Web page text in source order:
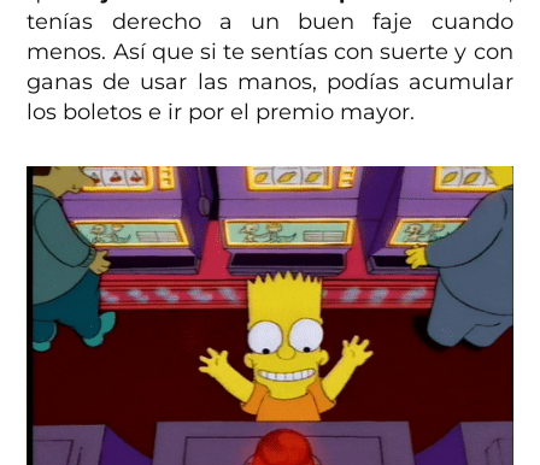
tenías derecho a un buen faje cuando
menos. Así que si te sentías con suerte y con
ganas de usar las manos, podías acumular
los boletos e ir por el premio mayor.